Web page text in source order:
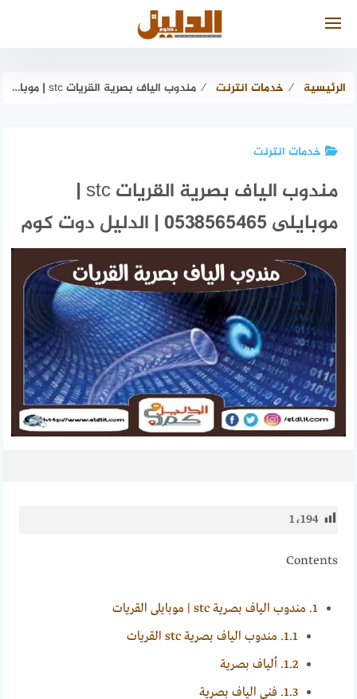
الرئيسية ⁄ خدمات انترنت ⁄ مندوب الياف بصرية القريات stc | موبايلى 0538565465 | الدليل دوت كوم
خدمات انترنت
مندوب الياف بصرية القريات stc |
موبايلى 0538565465 | الدليل دوت كوم
1٬194
Contents
1. مندوب الياف بصرية stc | موبايلى القريات
1.1. مندوب الياف بصرية stc القريات
1.2. ألياف بصرية
1.3. فني الياف بصرية